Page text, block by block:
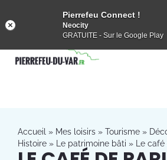
Accueil » Mes loisirs » Tourisme »
Histoire » Le patrimoine bâti » Le café
Pierrefeu Connect !
Neocity
GRATUITE - Sur le Google Play